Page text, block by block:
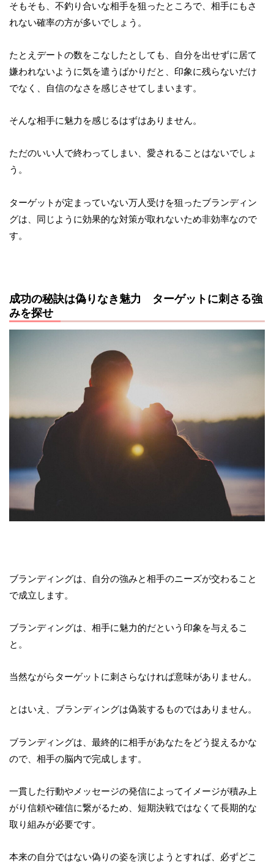
そもそも、不釣り合いな相手を狙ったところで、相手にもさ
れない確率の方が多いでしょう。
たとえデートの数をこなしたとしても、自分を出せずに居て
嫌われないように気を遣うばかりだと、印象に残らないだけ
でなく、自信のなさを感じさせてしまいます。
そんな相手に魅力を感じるはずはありません。
ただのいい人で終わってしまい、愛されることはないでしょ
う。
ターゲットが定まっていない万人受けを狙ったブランディン
グは、同じように効果的な対策が取れないため非効率なので
す。
成功の秘訣は偽りなき魅力 ターゲットに刺さる強
みを探せ
ブランディングは、自分の強みと相手のニーズが交わること
で成立します。
ブランディングは、相手に魅力的だという印象を与えるこ
と。
当然ながらターゲットに刺さらなければ意味がありません。
とはいえ、ブランディングは偽装するものではありません。
ブランディングは、最終的に相手があなたをどう捉えるかな
ので、相手の脳内で完成します。
一貫した行動やメッセージの発信によってイメージが積み上
がり信頼や確信に繋がるため、短期決戦ではなくて長期的な
取り組みが必要です。
本来の自分ではない偽りの姿を演じようとすれば、必ずどこ